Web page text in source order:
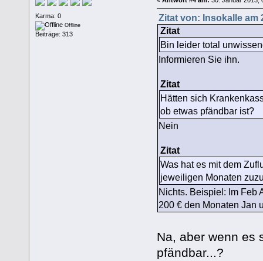
Karma: 0
Offline
Beiträge: 313
Zitat von: Insokalle am
Zitat
Bin leider total
Informieren Sie ihn.
Zitat
Hätten sich
ob etwas pfändbar ist?
Nein
Zitat
Was hat es mit dem
jeweiligen Monaten
Nichts. Beispiel: Im Feb
200 € den Monaten Jan
Na, aber wenn es
pfändbar...?